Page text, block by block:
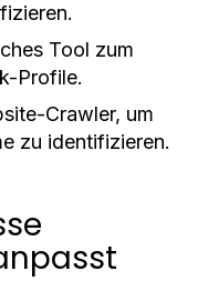
Tool zum
Profile.
Crawler, um
zu identifizieren.